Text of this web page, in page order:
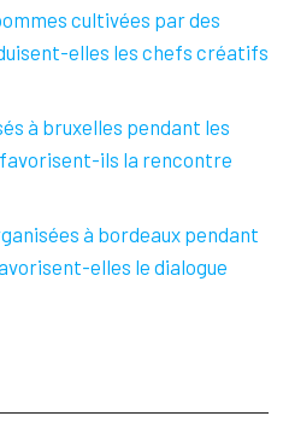
cultivées par des
elles les chefs créatifs
à bruxelles pendant les
ils la rencontre
à bordeaux pendant
elles le dialogue